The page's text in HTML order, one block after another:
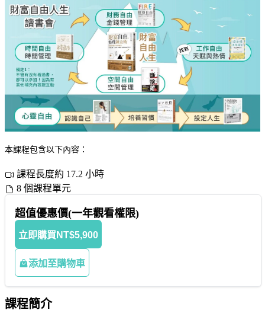
本課程包含以下內容：
課程長度約 17.2 小時
8 個課程單元
超值優惠價(一年觀看權限)
立即購買 NT$5,900
添加至購物車
課程簡介